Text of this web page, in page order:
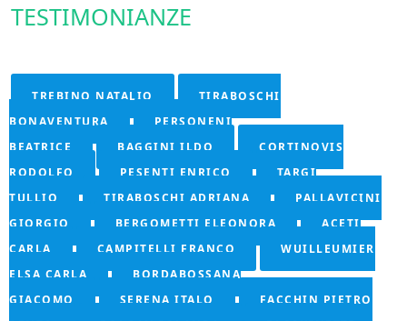
TESTIMONIANZE
TREBINO NATALIO
TIRABOSCHI
BONAVENTURA
PERSONENI
BEATRICE
BAGGINI ILDO
CORTINOVIS
RODOLFO
PESENTI ENRICO
TARGI
TULLIO
TIRABOSCHI ADRIANA
PALLAVICINI
GIORGIO
BERGOMETTI ELEONORA
ACETI
CARLA
CAMPITELLI FRANCO
WUILLEUMIER
ELSA CARLA
BORDABOSSANA
GIACOMO
SERENA ITALO
FACCHIN PIETRO